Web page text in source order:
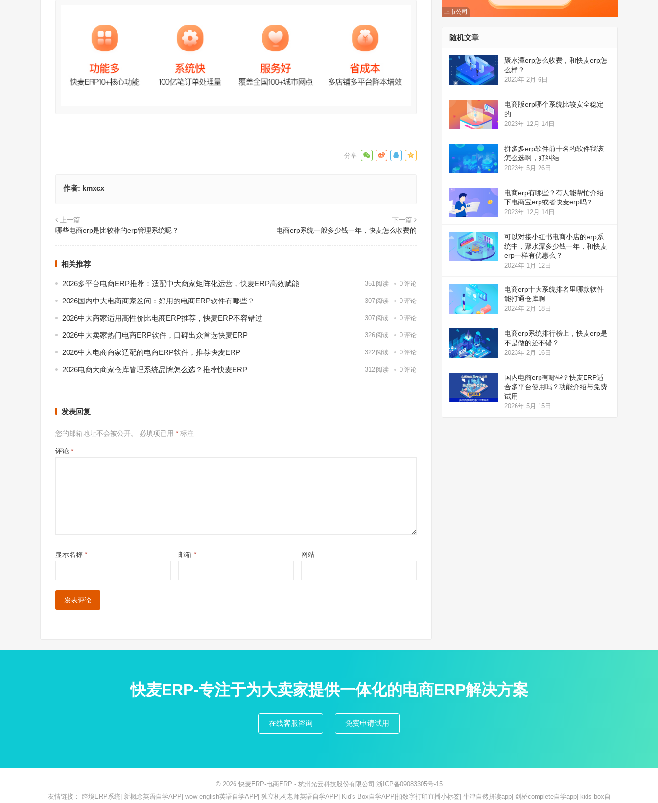
作者: kmxcx
上一篇
哪些电商erp是比较棒的erp管理系统呢？
下一篇
电商erp系统一般多少钱一年，快麦怎么收费的
相关推荐
2026多平台电商ERP推荐：适配中大商家矩阵化运营，快麦ERP高效赋能 351 阅读 0评论
2026国内中大电商商家发问：好用的电商ERP软件有哪些？ 307 阅读 0评论
2026中大商家适用高性价比电商ERP推荐，快麦ERP不容错过 307 阅读 0评论
2026中大卖家热门电商ERP软件，口碑出众首选快麦ERP 326 阅读 0评论
2026中大电商商家适配的电商ERP软件，推荐快麦ERP 322 阅读 0评论
2026电商大商家仓库管理系统品牌怎么选？推荐快麦ERP 312 阅读 0评论
发表回复
您的邮箱地址不会被公开。 必填项已用 * 标注
评论 *
显示名称 * 邮箱 * 网站
上市公司
随机文章
聚水潭erp怎么收费，和快麦erp怎
么样？
2023年 2月 6日
电商版erp哪个系统比较安全稳定
的
2023年 12月 14日
拼多多erp软件前十名的软件我该
怎么选啊，好纠结
2023年 5月 26日
电商erp有哪些？有人能帮忙介绍
下电商宝erp或者快麦erp吗？
2023年 12月 14日
可以对接小红书电商小店的erp系
统中，聚水潭多少钱一年，和快麦
erp一样有优惠么？
2024年 1月 12日
电商erp十大系统排名里哪款软件
能打通仓库啊
2024年 2月 18日
电商erp系统排行榜上，快麦erp是
不是做的还不错？
2023年 2月 16日
国内电商erp有哪些？快麦ERP适
合多平台使用吗？功能介绍与免费
试用
2026年 5月 15日
快麦ERP-专注于为大卖家提供一体化的电商ERP解决方案
在线客服咨询 免费申请试用
© 2026 快麦ERP-电商ERP - 杭州光云科技股份有限公司 浙ICP备09083305号-15
友情链接： 跨境ERP系统| 新概念英语自学APP| wow english英语自学APP| 独立机构老师英语自学APP| Kid's Box自学APP|扣数字打印直播小标签| 牛津自然拼读app| 剑桥complete自学app| kids box自